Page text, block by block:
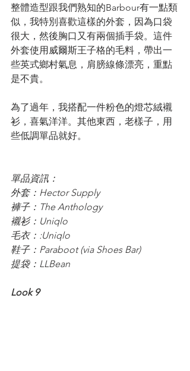
整體造型跟我們熟知的Barbour有一點類
似，我特別喜歡這樣的外套，因為口袋
很大，然後胸口又有兩個插手袋。這件
外套使用威爾斯王子格的毛料，帶出一
些英式鄉村氣息，肩膀線條漂亮，重點
是不貴。
為了過年，我搭配一件粉色的燈芯絨襯
衫，喜氣洋洋。其他東西，老樣子，用
些低調單品就好。
單品資訊：
外套：Hector Supply
褲子：The Anthology
襯衫：Uniqlo
毛衣：:Uniqlo
鞋子：Paraboot (via Shoes Bar)
提袋：LLBean
Look 9